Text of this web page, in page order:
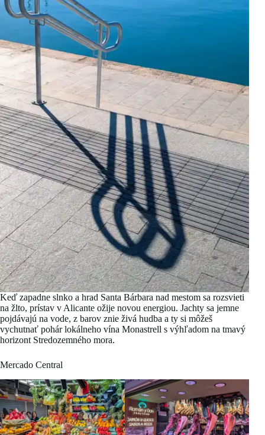
Keď zapadne slnko a hrad Santa Bárbara nad mestom sa rozsvieti
na žlto, prístav v Alicante ožije novou energiou. Jachty sa jemne
pojdávajú na vode, z barov znie živá hudba a ty si môžeš
vychutnať pohár lokálneho vína Monastrell s výhľadom na tmavý
horizont Stredozemného mora.
Mercado Central